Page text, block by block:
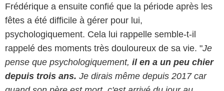
Frédérique a ensuite confié que la période après les
fêtes a été difficile à gérer pour lui,
psychologiquement. Cela lui rappelle semble-t-il
rappelé des moments très douloureux de sa vie. "Je
pense que psychologiquement, il en a un peu chier
depuis trois ans. Je dirais même depuis 2017 car